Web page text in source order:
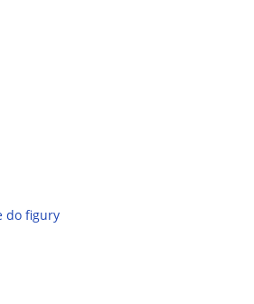
do figury